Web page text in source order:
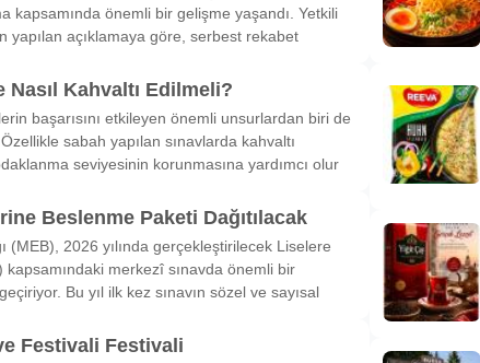
kapsamında önemli bir gelişme yaşandı. Yetkili
yapılan açıklamaya göre, serbest rekabet
Nasıl Kahvaltı Edilmeli?
başarısını etkileyen önemli unsurlardan biri de
sabah yapılan sınavlarda kahvaltı
seviyesinin korunmasına yardımcı olur
Beslenme Paketi Dağıtılacak
(MEB), 2026 yılında gerçekleştirilecek Liselere
kapsamındaki merkezî sınavda önemli bir
Bu yıl ilk kez sınavın sözel ve sayısal
Festivali Festivali